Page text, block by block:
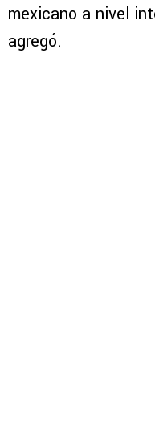
mexicano a nivel
agregó.